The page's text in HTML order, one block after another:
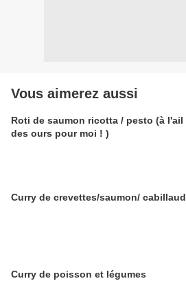
Vous aimerez aussi
Roti de saumon ricotta / pesto (à l'ail
des ours pour moi ! )
Curry de crevettes/saumon/ cabillaud
Curry de poisson et légumes